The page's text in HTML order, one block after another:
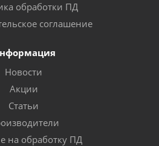
обработки ПД
соглашение
Новости
Акции
Статьи
на обработку ПД